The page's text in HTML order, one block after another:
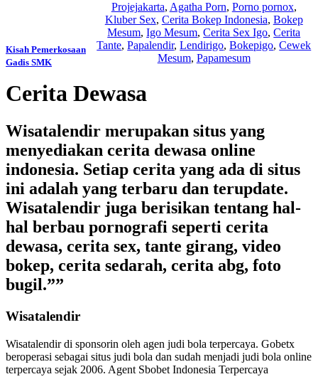
Kisah Pemerkosaan
Gadis SMK
Projejakarta, Agatha Porn, Porno pornox,
Kluber Sex, Cerita Bokep Indonesia, Bokep
Mesum,Igo Mesum,Cerita Sex Igo,Cerita
Tante,Papalendir,Lendirigo,Bokepigo,Cewek
Mesum, Papamesum
Cerita Dewasa
Wisatalendir merupakan situs yang
menyediakan cerita dewasa online
indonesia. Setiap cerita yang ada di situs
ini adalah yang terbaru dan terupdate.
Wisatalendir juga berisikan tentang hal-
hal berbau pornografi seperti cerita
dewasa, cerita sex, tante girang, video
bokep, cerita sedarah, cerita abg, foto
bugil.””
Wisatalendir
Wisatalendir di sponsorin oleh agen judi bola terpercaya. Gobetx
beroperasi sebagai situs judi bola dan sudah menjadi judi bola online
terpercaya sejak 2006. Agent Sbobet Indonesia Terpercaya